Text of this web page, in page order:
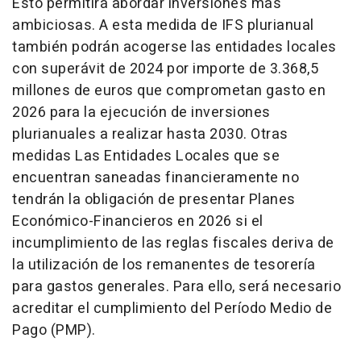
ambiciosas. A esta medida de IFS plurianual
también podrán acogerse las entidades locales
con superávit de 2024 por importe de 3.368,5
millones de euros que comprometan gasto en
2026 para la ejecución de inversiones
plurianuales a realizar hasta 2030. Otras
medidas Las Entidades Locales que se
encuentran saneadas financieramente no
tendrán la obligación de presentar Planes
Económico-Financieros en 2026 si el
incumplimiento de las reglas fiscales deriva de
la utilización de los remanentes de tesorería
para gastos generales. Para ello, será necesario
acreditar el cumplimiento del Período Medio de
Pago (PMP).